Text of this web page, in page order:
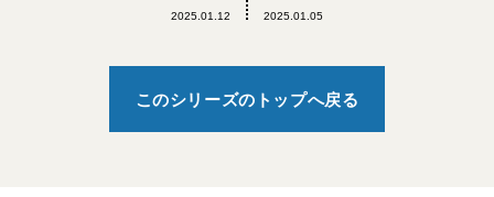
2025.01.12 2025.01.05
このシリーズのトップへ戻る